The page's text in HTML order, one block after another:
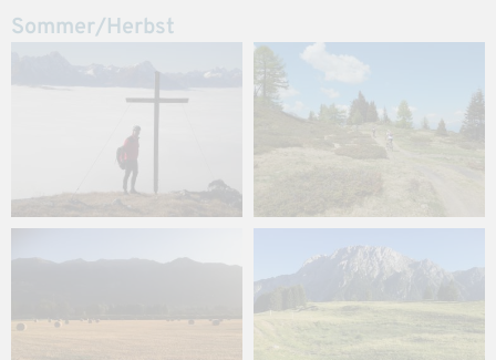
Sommer/Herbst